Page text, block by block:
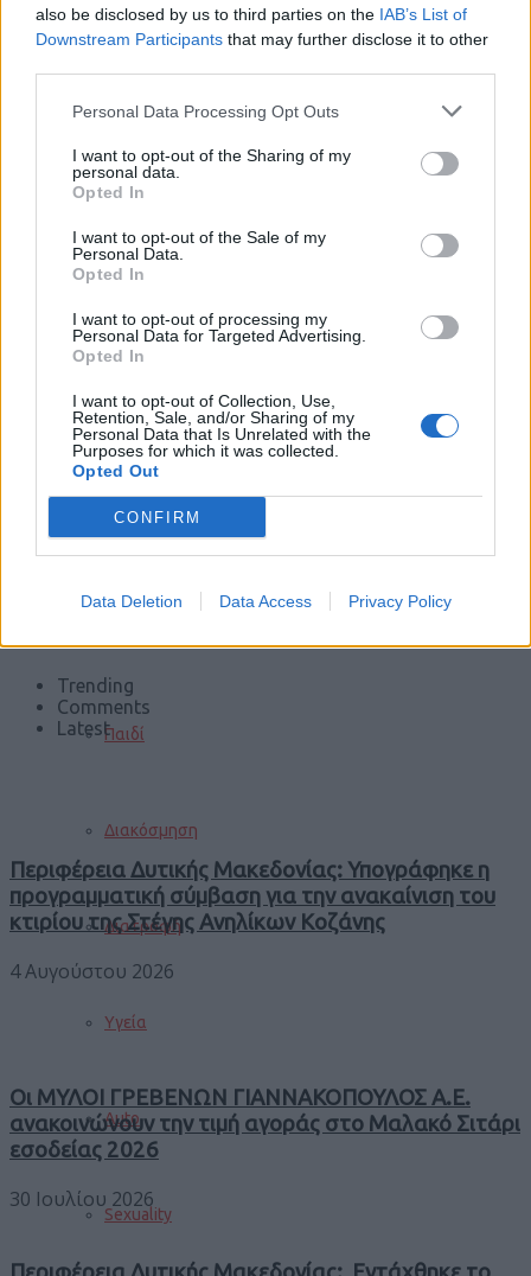
also be disclosed by us to third parties on the IAB’s List of
Downstream Participants that may further disclose it to other
Personal Data Processing Opt Outs
I want to opt-out of the Sharing of my
personal data.
Opted In
I want to opt-out of the Sale of my
Personal Data.
Opted In
I want to opt-out of processing my
Personal Data for Targeted Advertising.
Opted In
I want to opt-out of Collection, Use,
Retention, Sale, and/or Sharing of my
Personal Data that Is Unrelated with the
Purposes for which it was collected.
Opted Out
CONFIRM
Data Deletion Data Access Privacy Policy
Φαρμακεία
Φωτιές
Τροχαία
Σεισμοί
Αποστάσεις
Παιδί
Διακόσμηση
Διατροφή
Υγεία
Auto
Sexuality
Trending
Comments
Latest
Περιφέρεια Δυτικής Μακεδονίας: Υπογράφηκε η
προγραμματική σύμβαση για την ανακαίνιση του
κτιρίου της Στέγης Ανηλίκων Κοζάνης
4 Αυγούστου 2026
Οι ΜΥΛΟΙ ΓΡΕΒΕΝΩΝ ΓΙΑΝΝΑΚΟΠΟΥΛΟΣ Α.Ε.
ανακοινώνουν την τιμή αγοράς στο Μαλακό Σιτάρι
εσοδείας 2026
30 Ιουλίου 2026